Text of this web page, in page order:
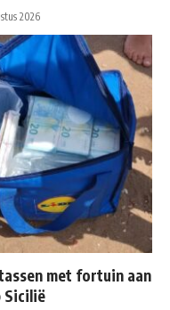
2026
met fortuin aan
Sicilië